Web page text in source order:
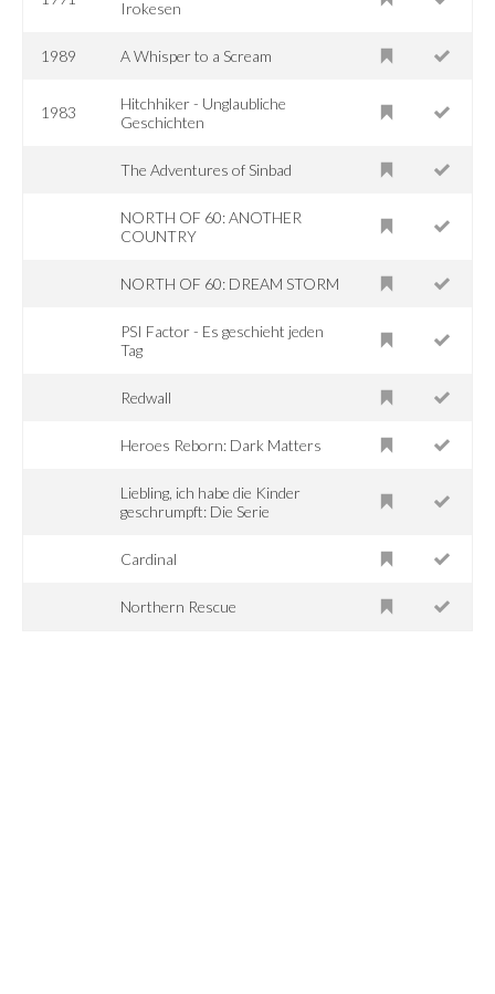
Irokesen
1989 A Whisper to a Scream
1983
Hitchhiker - Unglaubliche
Geschichten
The Adventures of Sinbad
NORTH OF 60: ANOTHER
COUNTRY
NORTH OF 60: DREAM STORM
PSI Factor - Es geschieht jeden
Tag
Redwall
Heroes Reborn: Dark Matters
Liebling, ich habe die Kinder
geschrumpft: Die Serie
Cardinal
Northern Rescue